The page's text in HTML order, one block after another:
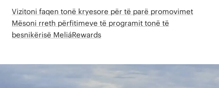
Vizitoni faqen tonë kryesore për të parë promovimet
Mësoni rreth përfitimeve të programit tonë të
besnikërisë MeliáRewards